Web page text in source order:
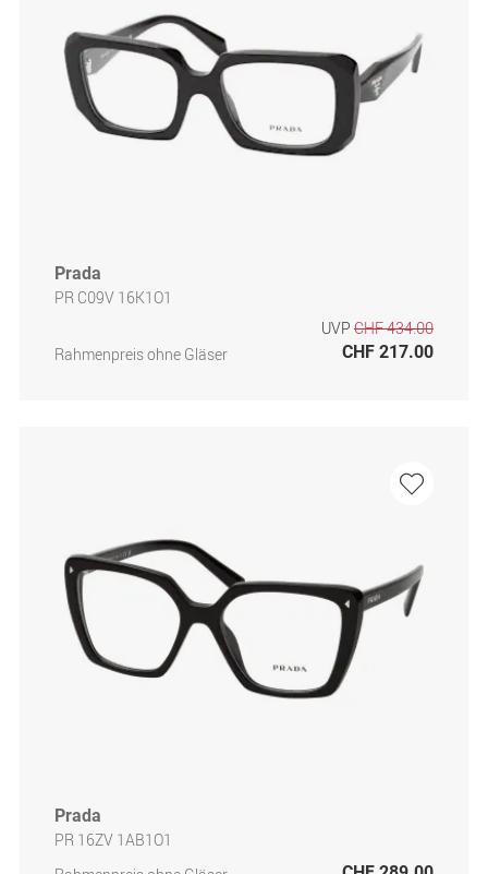
Prada
PR C09V 16K1O1
Rahmenpreis ohne Gläser
UVP CHF 434.00
CHF 217.00
Prada
PR 16ZV 1AB1O1